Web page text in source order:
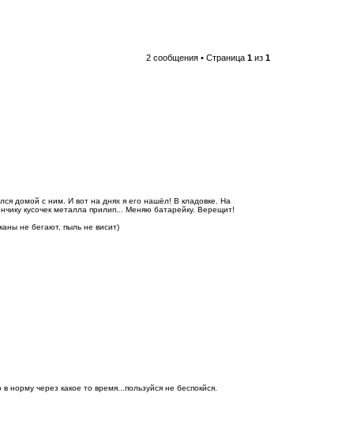
2 сообщения • Страница 1 из 1
домой с ним. И вот на днях я его нашёл! В кладовке. На
кусочек металла прилип... Меняю батарейку. Верещит!
не бегают, пыль не висит)
через какое то время...пользуйся не беспокйся.